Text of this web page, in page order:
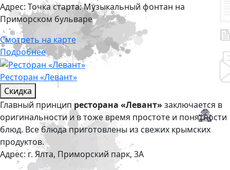
Адрес: Точка старта: Музыкальный фонтан на
Приморском бульваре
Смотреть на карте
Подробнее
Ресторан «Левант»
Скидка
Главный принципресторана «Левант» заключается в
оригинальности и в тоже время простоте и понятности
блюд. Все блюда приготовлены из свежих крымских
продуктов.
Адрес: г. Ялта, Приморский парк, 3А